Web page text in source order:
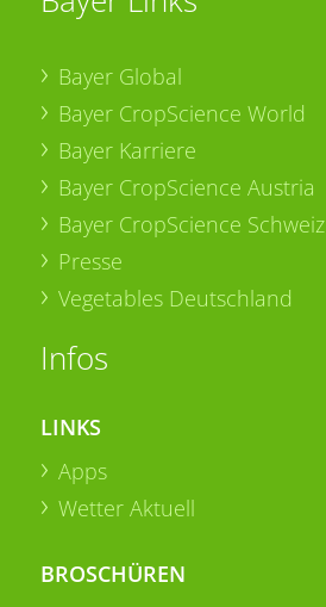
Bayer Global
Bayer CropScience World
Bayer Karriere
Bayer CropScience Austria
Bayer CropScience Schweiz
Presse
Vegetables Deutschland
Infos
LINKS
Apps
Wetter Aktuell
BROSCHÜREN